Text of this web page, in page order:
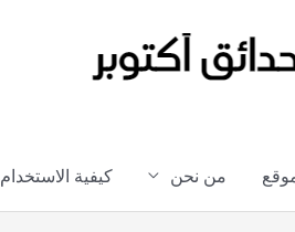
من نحن كيفية الاستخدام